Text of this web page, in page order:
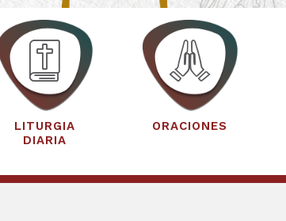
LITURGIA
DIARIA
ORACIONES